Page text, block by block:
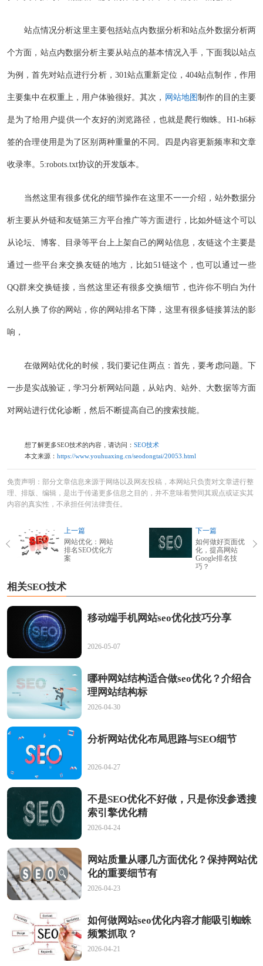
站点情况分析这里主要包括站点内数据分析和站点外数据分析两
个方面，站点内数据分析主要从站点的基本情况入手，下面我以站点
为例，首先对站点进行分析，301站点重新定位，404站点制作，作用
主要集中在权重上，用户体验很好。其次， 网站地图制作的目的主要
是为了给用户提供一个友好的浏览路径，也就是爬行蜘蛛。H1-h6标
签的合理使用是为了区别两种重量的不同。四是内容更新频率和文章
收录率。5:robots.txt协议的开发版本。
当然这里有很多优化的细节操作在这里不一一介绍，站外数据分
析主要从外链和友链第三方平台推广等方面进行，比如外链这个可以
从论坛、博客、目录等平台上上架自己的网站信息，友链这个主要是
通过一些平台来交换友链的地方，比如51链这个，也可以通过一些
QQ群来交换链接，当然这里还有很多交换细节，也许你不明白为什
么别人换了你的网站，你的网站排名下降，这里有很多链接算法的影
响，
在做网站优化的时候，我们要记住两点：首先，要考虑问题。下
一步是实战验证，学习分析网站问题，从站内、站外、大数据等方面
对网站进行优化诊断，然后不断提高自己的搜索技能。
想了解更多SEO技术的内容，请访问： SEO技术
本文来源： https://www.youhuaxing.cn/seodongtai/20053.html
免责声明：部分文章信息来源于网络以及网友投稿，本网站只负责对文章进行整
理、排版、编辑，是出于传递更多信息之目的，并不意味着赞同其观点或证实其
内容的真实性，不承担任何法律责任。
上一篇
网站优化：网站
排名SEO优化方
案
下一篇
如何做好页面优
化，提高网站
Google排名技
巧？
相关SEO技术
移动端手机网站seo优化技巧分享
2026-05-07
哪种网站结构适合做seo优化？介绍合
理网站结构标
2026-04-30
分析网站优化布局思路与SEO细节
2026-04-27
不是SEO优化不好做，只是你没参透搜
索引擎优化精
2026-04-24
网站质量从哪几方面优化？保持网站优
化的重要细节有
2026-04-23
如何做网站seo优化内容才能吸引蜘蛛
频繁抓取？
2026-04-21